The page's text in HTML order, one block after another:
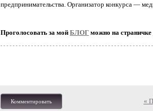
предпринимательства. Организатор конкурса ―
Проголосовать за мой БЛОГ можно на страничке
Комментировать «